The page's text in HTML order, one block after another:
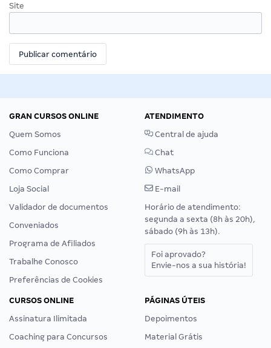
Site
GRAN CURSOS ONLINE
Quem Somos
Como Funciona
Como Comprar
Loja Social
Validador de documentos
Conveniados
Programa de Afiliados
Trabalhe Conosco
Preferências de Cookies
ATENDIMENTO
Central de ajuda
Chat
WhatsApp
E-mail
Horário de atendimento:
segunda a sexta (8h às 20h),
sábado (9h às 13h).
Foi aprovado?
Envie-nos a sua história!
CURSOS ONLINE
Assinatura Ilimitada
Coaching para Concursos
PÁGINAS ÚTEIS
Depoimentos
Material Grátis